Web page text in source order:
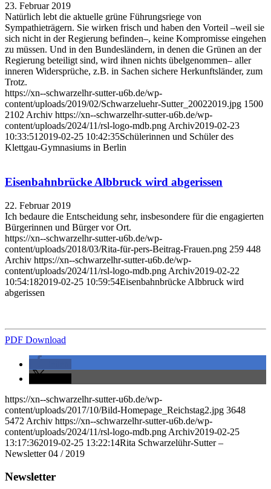
23. Februar 2019
Natürlich lebt die aktuelle grüne Führungsriege von
Sympathieträgern. Sie wirken frisch und haben den Vorteil –weil sie
sich nicht in der Regierung befinden–, keine Kompromisse eingehen
zu müssen. Und in den Bundesländern, in denen die Grünen an der
Regierung beteiligt sind, wird ihnen nichts übelgenommen– aller
inneren Widersprüche, z.B. in Sachen sichere Herkunftsländer, zum
Trotz.
https://xn--schwarzelhr-sutter-u6b.de/wp-
content/uploads/2019/02/Schwarzeluehr-Sutter_20022019.jpg 1500
2102 Archiv https://xn--schwarzelhr-sutter-u6b.de/wp-
content/uploads/2024/11/rsl-logo-mdb.png Archiv2019-02-23
10:33:51 2019-02-25 10:42:35Schülerinnen und Schüler des
Klettgau-Gymnasiums in Berlin
Eisenbahnbrücke Albbruck wird abgerissen
22. Februar 2019
Ich bedaure die Entscheidung sehr, insbesondere für die engagierten
Bürgerinnen und Bürger vor Ort.
https://xn--schwarzelhr-sutter-u6b.de/wp-
content/uploads/2018/03/Rita-für-pers-Beitrag-Frauen.png 259 448
Archiv https://xn--schwarzelhr-sutter-u6b.de/wp-
content/uploads/2024/11/rsl-logo-mdb.png Archiv2019-02-22
10:54:182019-02-25 10:59:54Eisenbahnbrücke Albbruck wird
abgerissen
PDF Download
https://xn--schwarzelhr-sutter-u6b.de/wp-
content/uploads/2017/10/Bild-Homepage_Reichstag2.jpg 3648
5472 Archiv https://xn--schwarzelhr-sutter-u6b.de/wp-
content/uploads/2024/11/rsl-logo-mdb.png Archiv2019-02-25
13:17:362019-02-25 13:22:14Rita Schwarzelühr-Sutter –
Newsletter 04 / 2019
Newsletter